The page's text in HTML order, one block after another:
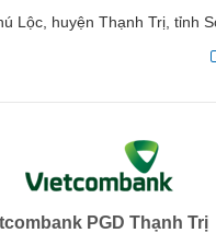
Lộc, huyện Thạnh Trị, tỉnh
PGD Thạnh Trị